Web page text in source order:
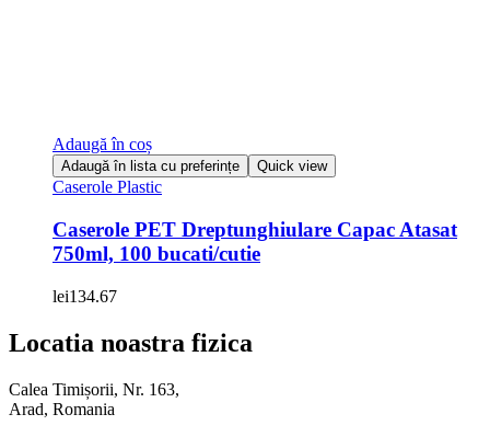
Adaugă în coș
Adaugă în lista cu preferințe Quick view
Caserole Plastic
Caserole PET Dreptunghiulare Capac Atasat
750ml, 100 bucati/cutie
lei134.67
Locatia noastra fizica
Calea Timișorii, Nr. 163,
Arad, Romania